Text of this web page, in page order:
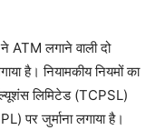
ATM लगाने वाली दो
है। नियामकीय नियमों का
लिमिटेड (TCPSL)
पर जुर्माना लगाया है।